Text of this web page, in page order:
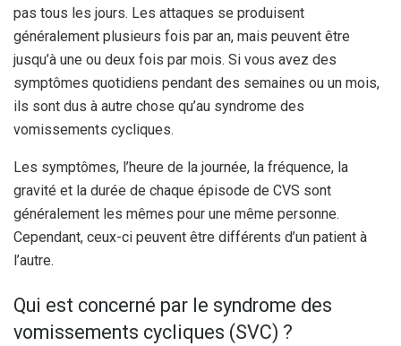
pas tous les jours. Les attaques se produisent
généralement plusieurs fois par an, mais peuvent être
jusqu’à une ou deux fois par mois. Si vous avez des
symptômes quotidiens pendant des semaines ou un mois,
ils sont dus à autre chose qu’au syndrome des
vomissements cycliques.
Les symptômes, l’heure de la journée, la fréquence, la
gravité et la durée de chaque épisode de CVS sont
généralement les mêmes pour une même personne.
Cependant, ceux-ci peuvent être différents d’un patient à
l’autre.
Qui est concerné par le syndrome des
vomissements cycliques (SVC) ?